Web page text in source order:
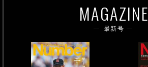
MAGAZINE
最新号